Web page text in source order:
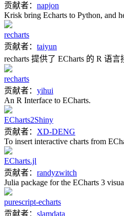
贡献者： napjon
Krisk bring Echarts to Python, and
recharts
贡献者： taiyun
recharts 提供了 ECharts 的 R 语言
recharts
贡献者： yihui
An R Interface to ECharts.
ECharts2Shiny
贡献者： XD-DENG
To insert interactive charts from
ECharts.jl
贡献者： randyzwitch
Julia package for the ECharts 3
purescript-echarts
贡献者： slamdata